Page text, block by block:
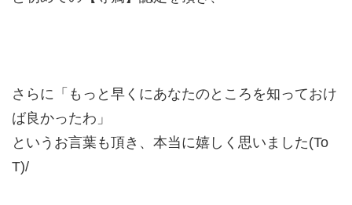
さらに「もっと早くにあなたのところを知っておけ
ば良かったわ」
というお言葉も頂き、本当に嬉しく思いました(To
T)/